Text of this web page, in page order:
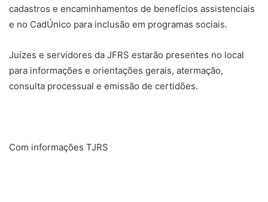
cadastros e encaminhamentos de benefícios assistenciais
e no CadÚnico para inclusão em programas sociais.
Juízes e servidores da JFRS estarão presentes no local
para informações e orientações gerais, atermação,
consulta processual e emissão de certidões.
Com informações TJRS